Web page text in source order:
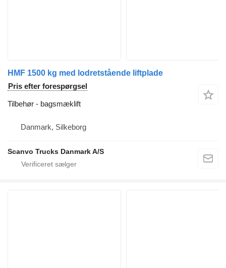
HMF 1500 kg med lodretstående liftplade
Pris efter forespørgsel
Tilbehør - bagsmæklift
Danmark, Silkeborg
Scanvo Trucks Danmark A/S